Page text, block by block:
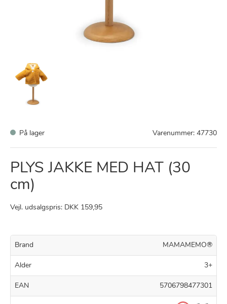
På lager Varenummer: 47730
PLYS JAKKE MED HAT (30
cm)
Vejl. udsalgspris: DKK 159,95
Brand MAMAMEMO®
Alder 3+
EAN 5706798477301